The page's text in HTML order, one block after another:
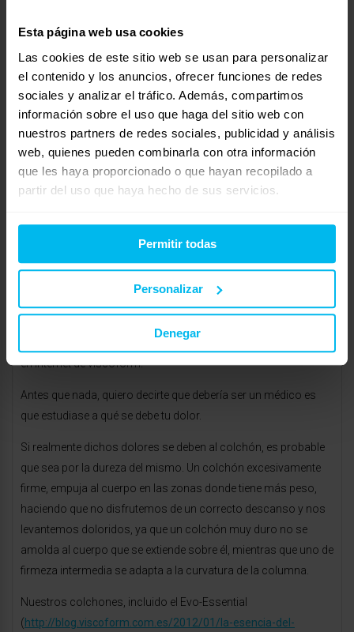
Esta página web usa cookies
Las cookies de este sitio web se usan para personalizar
el contenido y los anuncios, ofrecer funciones de redes
sociales y analizar el tráfico. Además, compartimos
información sobre el uso que haga del sitio web con
nuestros partners de redes sociales, publicidad y análisis
web, quienes pueden combinarla con otra información
que les haya proporcionado o que hayan recopilado a
partir del uso que haya hecho de sus servicios.
Permitir todas
Personalizar
Denegar
Ensacado Visco, para que pueda ver fotos y características:
http://www.latiendadecolchones.es/colchones/5000-
ensacado-visco.html
Mírelo y si tiene cualquier tipo de duda o consulta, puede
hacérnosla llegar por mail a
descanso@munozmuebles.neto
por teléfono al 902 103 859.
Un saludo.
http://www.latiendadecolchones.com
marzo 15, 2012 a las 1:10 pm RESPONDER
Hola Andrea, soy Elena Ortiz, responsable de atención al cliente
en Internet de viscoform.
Antes que nada, quiero decirte que debería ser un médico es
que estudiase a qué se debe tu dolor.
Si realmente dichos dolores se deben al colchón, es probable
que sea por la dureza del mismo. Un colchón excesivamente
firme, empuja al cuerpo en las zonas donde tiene más peso,
haciendo que no disfrutemos de un correcto descanso y nos
levantemos doloridos, ya que un colchón muy duro no se
amolda al cuerpo que se extiende sobre él, mientras que uno de
firmeza intermedia se adapta a la curvatura de la columna.
Nuestros colchones, incluido el Evo-Essential
(http://blog.viscoform.com.es/2012/01/la-esencia-del-